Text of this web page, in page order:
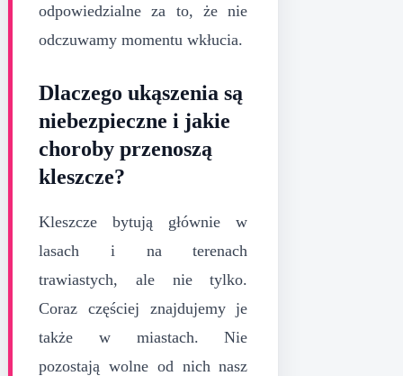
odpowiedzialne za to, że nie
odczuwamy momentu wkłucia.
Dlaczego ukąszenia są
niebezpieczne i jakie
choroby przenoszą
kleszcze?
Kleszcze bytują głównie w
lasach i na terenach
trawiastych, ale nie tylko.
Coraz częściej znajdujemy je
także w miastach. Nie
pozostają wolne od nich nasz